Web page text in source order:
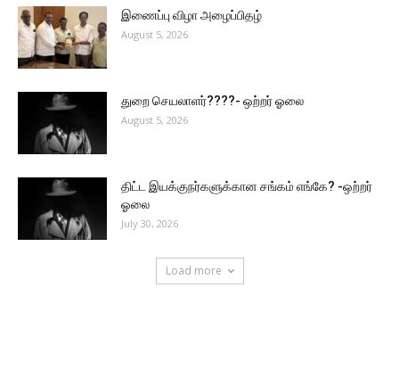
இணைப்பு விழா அழைப்பிதழ்
August 5, 2026
துறை செயலாளர்????- ஒற்றர் ஓலை
August 5, 2026
திட்ட இயக்குநர்களுக்கான சங்கம் எங்கே? -ஒற்றர்
ஓலை
July 30, 2026
Load more